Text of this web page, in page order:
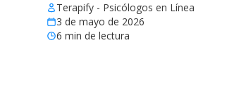
Terapify - Psicólogos en Línea
3 de mayo de 2026
6 min de lectura